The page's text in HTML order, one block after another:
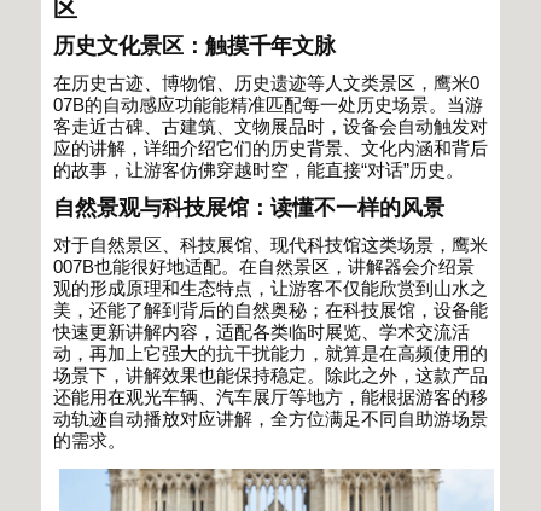
区
历史文化景区：触摸千年文脉
在历史古迹、博物馆、历史遗迹等人文类景区，鹰米0
07B的自动感应功能能精准匹配每一处历史场景。当游
客走近古碑、古建筑、文物展品时，设备会自动触发对
应的讲解，详细介绍它们的历史背景、文化内涵和背后
的故事，让游客仿佛穿越时空，能直接“对话”历史。
自然景观与科技展馆：读懂不一样的风景
对于自然景区、科技展馆、现代科技馆这类场景，鹰米
007B也能很好地适配。在自然景区，讲解器会介绍景
观的形成原理和生态特点，让游客不仅能欣赏到山水之
美，还能了解到背后的自然奥秘；在科技展馆，设备能
快速更新讲解内容，适配各类临时展览、学术交流活
动，再加上它强大的抗干扰能力，就算是在高频使用的
场景下，讲解效果也能保持稳定。除此之外，这款产品
还能用在观光车辆、汽车展厅等地方，能根据游客的移
动轨迹自动播放对应讲解，全方位满足不同自助游场景
的需求。